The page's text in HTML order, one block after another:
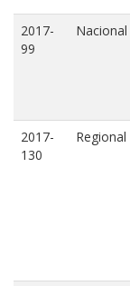
2017-
99
Nacional
2017-
130
Regional